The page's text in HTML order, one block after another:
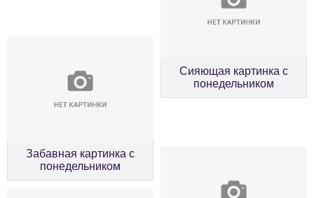
Забавная картинка с
понедельником
Сияющая картинка с
понедельником